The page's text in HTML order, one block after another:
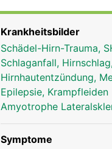
Lähmung auf der
(Lappen), die
Schläfenlappen, der
Bewegungen und
unbewussten
und unserer
verantwortlich. Das
Tier unterscheidet.
Krankheitsbilder
Schädel-Hirn-Trauma,
Schlaganfall,
Hirnhautentzündung,
Epilepsie, Krampfleiden
Amyotrophe
Symptome